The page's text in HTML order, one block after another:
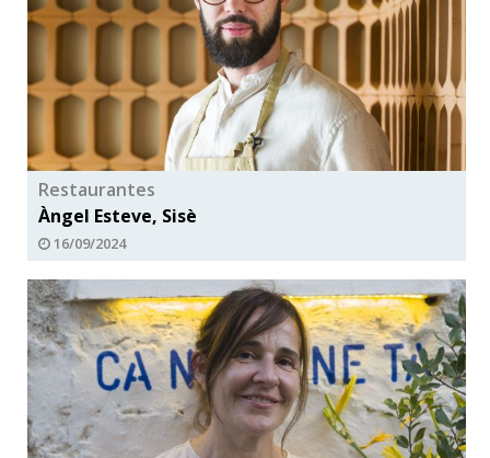
Restaurantes
Àngel Esteve, Sisè
16/09/2024